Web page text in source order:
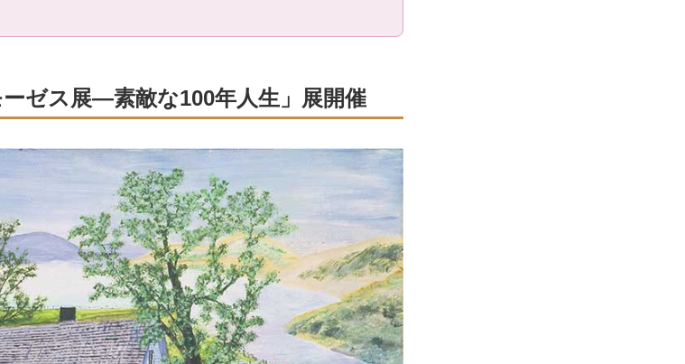
ーゼス展―素敵な100年人生」展開催